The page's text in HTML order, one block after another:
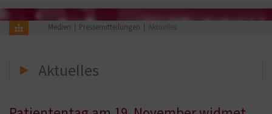
Medien Pressemitteilungen Aktuelles
Aktuelles